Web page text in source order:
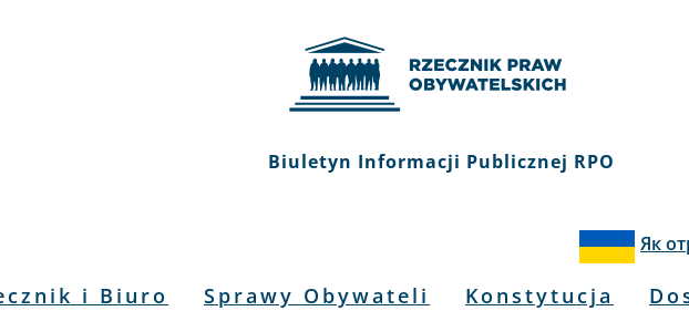
Biuletyn Informacji Publicznej RPO
Як
i Biuro Sprawy Obywateli Konstytucja